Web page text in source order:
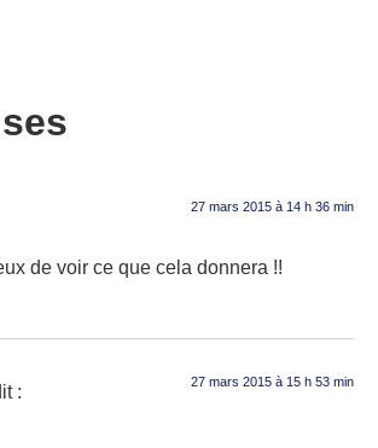
27 mars 2015 à 14 h 36 min
de voir ce que cela donnera !!
: 27 mars 2015 à 15 h 53 min